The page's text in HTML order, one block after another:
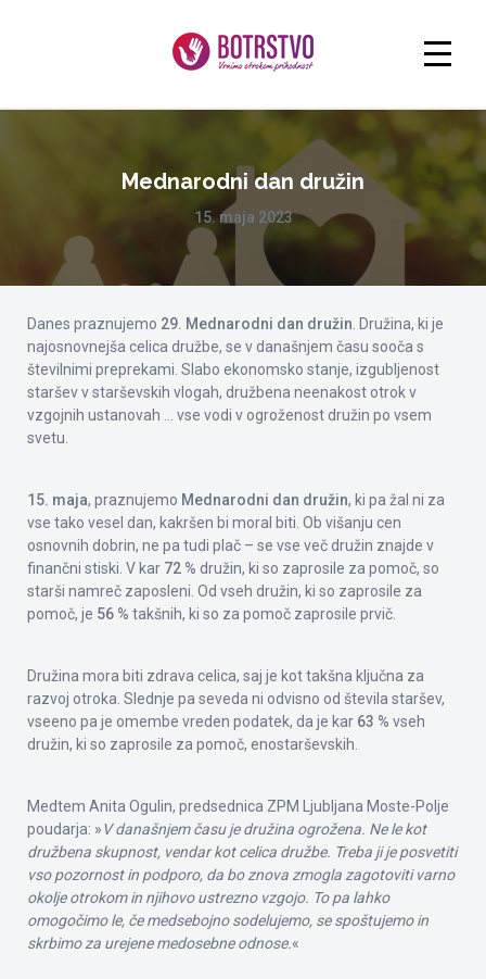
Mednarodni dan družin
15. maja 2023
Danes praznujemo 29. Mednarodni dan družin. Družina, ki je
najosnovnejša celica družbe, se v današnjem času sooča s
številnimi preprekami. Slabo ekonomsko stanje, izgubljenost
staršev v starševskih vlogah, družbena neenakost otrok v
vzgojnih ustanovah … vse vodi v ogroženost družin po vsem
svetu.
15. maja, praznujemo Mednarodni dan družin, ki pa žal ni za
vse tako vesel dan, kakršen bi moral biti. Ob višanju cen
osnovnih dobrin, ne pa tudi plač – se vse več družin znajde v
finančni stiski. V kar 72 % družin, ki so zaprosile za pomoč, so
starši namreč zaposleni. Od vseh družin, ki so zaprosile za
pomoč, je 56 % takšnih, ki so za pomoč zaprosile prvič.
Družina mora biti zdrava celica, saj je kot takšna ključna za
razvoj otroka. Slednje pa seveda ni odvisno od števila staršev,
vseeno pa je omembe vreden podatek, da je kar 63 % vseh
družin, ki so zaprosile za pomoč, enostarševskih.
Medtem Anita Ogulin, predsednica ZPM Ljubljana Moste-Polje
poudarja: »V današnjem času je družina ogrožena. Ne le kot
družbena skupnost, vendar kot celica družbe. Treba ji je posvetiti
vso pozornost in podporo, da bo znova zmogla zagotoviti varno
okolje otrokom in njihovo ustrezno vzgojo. To pa lahko
omogočimo le, če medsebojno sodelujemo, se spoštujemo in
skrbimo za urejene medosebne odnose.«